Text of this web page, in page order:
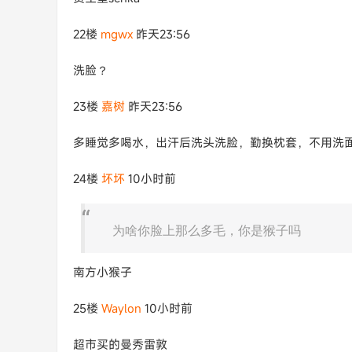
22楼 mgwx 昨天23:56
洗脸？
23楼 嘉树 昨天23:56
多睡觉多喝水，出汗后洗头洗脸，勤换枕套，不用洗
24楼 坏坏 10小时前
为啥你脸上那么多毛，你是猴子吗
南方小猴子
25楼 Waylon 10小时前
超市买的曼秀雷敦